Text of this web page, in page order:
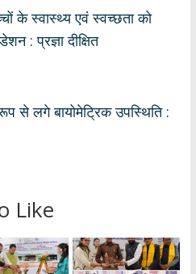
e
dI
e
के स्वास्थ्य एवं स्वच्छता को
: प्रज्ञा दीक्षित
से लगे बायोमेट्रिक उपस्थिति :
Like